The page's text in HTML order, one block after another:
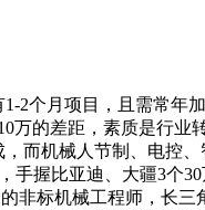
2个月项目，且需常年
万的差距，素质是行业
而机械人节制、电控
手握比亚迪、大疆3个
非标机械工程师，长